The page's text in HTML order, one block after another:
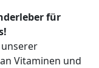
für
Vitaminen und